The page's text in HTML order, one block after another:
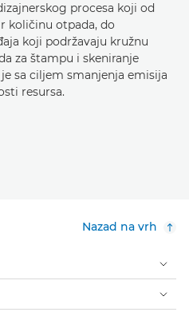
procesa koji od
količinu otpada, do
koji podržavaju kružnu
za štampu i skeniranje
sa ciljem smanjenja emisija
resursa.
Nazad na vrh